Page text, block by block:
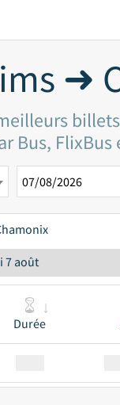
➜
Bus, FlixBus
7 août
Durée